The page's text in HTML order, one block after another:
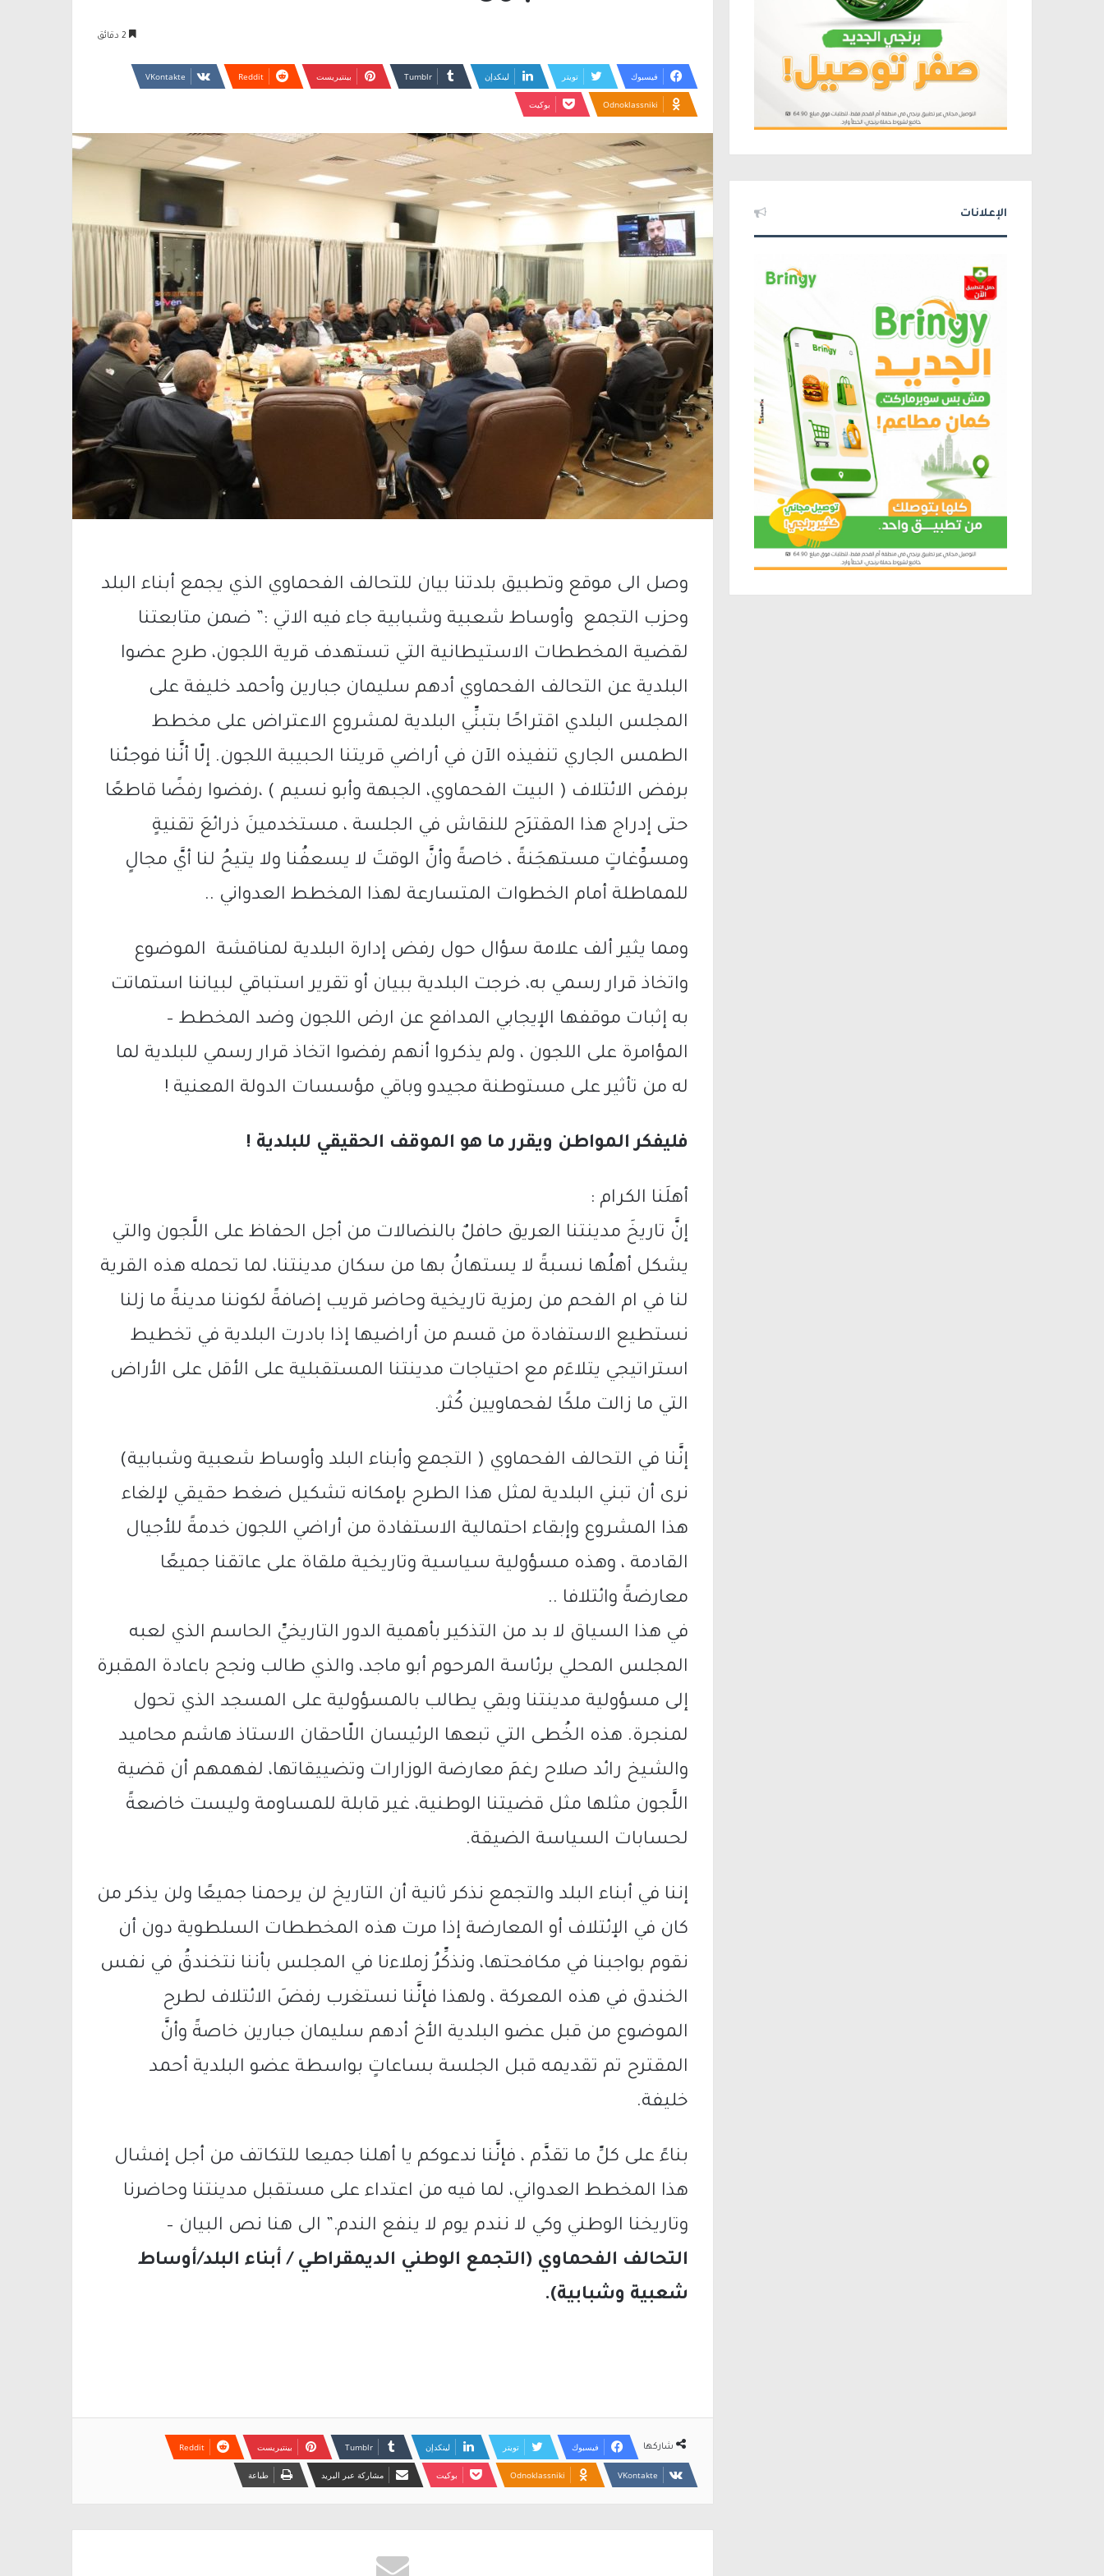
فيسبوك تويتر لينكدإن بينتيريست
Odnoklassniki بوكيت
وصل الى موقع وتطبيق بلدتنا بيان للتحالف الفحماوي الذي يجمع أبناء البلد
وحزب التجمع وأوساط شعبية وشبابية جاء فيه الاتي :” ضمن متابعتنا
لقضية المخططات الاستيطانية التي تستهدف قرية اللجون، طرح عضوا
البلدية عن التحالف الفحماوي أدهم سليمان جبارين وأحمد خليفة على
المجلس البلدي اقتراحًا بتبنِّي البلدية لمشروع الاعتراض على مخطط
الطمس الجاري تنفيذه الآن في أراضي قريتنا الحبيبة اللجون. إلّا أنَّنا فوجئنا
برفض الائتلاف ( البيت الفحماوي، الجبهة وأبو نسيم ) ،رفضوا رفضًا قاطعًا
حتى إدراج هذا المقترَح للنقاش في الجلسة ، مستخدمينَ ذرائعَ تقنيةٍ
ومسوِّغاتٍ مستهجَنةً ، خاصةً وأنَّ الوقتَ لا يسعفُنا ولا يتيحُ لنا أيَّ مجالٍ
للمماطلة أمام الخطوات المتسارعة لهذا المخطط العدواني ..
ومما يثير ألف علامة سؤال حول رفض إدارة البلدية لمناقشة الموضوع
واتخاذ قرار رسمي به، خرجت البلدية ببيان أو تقرير استباقي لبياننا استماتت
به إثبات موقفها الإيجابي المدافع عن ارض اللجون وضد المخطط –
المؤامرة على اللجون ، ولم يذكروا أنهم رفضوا اتخاذ قرار رسمي للبلدية لما
له من تأثير على مستوطنة مجيدو وباقي مؤسسات الدولة المعنية !
فليفكر المواطن ويقرر ما هو الموقف الحقيقي للبلدية !
أهلَنا الكرام :
إنَّ تاريخَ مدينتنا العريق حافلٌ بالنضالات من أجل الحفاظ على اللَّجون والتي
يشكل أهلُها نسبةً لا يستهانُ بها من سكان مدينتنا، لما تحمله هذه القرية
لنا في ام الفحم من رمزية تاريخية وحاضر قريب إضافةً لكوننا مدينةً ما زلنا
نستطيع الاستفادة من قسم من أراضيها إذا بادرت البلدية في تخطيط
استراتيجي يتلاءَم مع احتياجات مدينتنا المستقبلية على الأقل على الأراض
التي ما زالت ملكًا لفحماويين كُثر.
إنَّنا في التحالف الفحماوي ( التجمع وأبناء البلد وأوساط شعبية وشبابية)
نرى أن تبني البلدية لمثل هذا الطرح بإمكانه تشكيل ضغط حقيقي لإلغاء
هذا المشروع وإبقاء احتمالية الاستفادة من أراضي اللجون خدمةً للأجيال
القادمة ، وهذه مسؤولية سياسية وتاريخية ملقاة على عاتقنا جميعًا
معارضةً وائتلافا ..
في هذا السياق لا بد من التذكير بأهمية الدور التاريخيِّ الحاسم الذي لعبه
المجلس المحلي برئاسة المرحوم أبو ماجد، والذي طالب ونجح باعادة المقبرة
إلى مسؤولية مدينتنا وبقي يطالب بالمسؤولية على المسجد الذي تحول
لمنجرة. هذه الخُطى التي تبعها الرئيسان اللّاحقان الاستاذ هاشم محاميد
والشيخ رائد صلاح رغمَ معارضة الوزارات وتضييقاتها، لفهمهم أن قضية
اللَّجون مثلها مثل قضيتنا الوطنية، غير قابلة للمساومة وليست خاضعةً
لحسابات السياسة الضيقة.
إننا في أبناء البلد والتجمع نذكر ثانية أن التاريخ لن يرحمنا جميعًا ولن يذكر من
كان في الإئتلاف أو المعارضة إذا مرت هذه المخططات السلطوية دون أن
نقوم بواجبنا في مكافحتها، ونذكِّرُ زملاءنا في المجلس بأننا نتخندقُ في نفس
الخندق في هذه المعركة ، ولهذا فإنَّنا نستغرب رفضَ الائتلاف لطرح
الموضوع من قبل عضو البلدية الأخ أدهم سليمان جبارين خاصةً وأنَّ
المقترح تم تقديمه قبل الجلسة بساعاتٍ بواسطة عضو البلدية أحمد
خليفة.
بناءً على كلِّ ما تقدَّم ، فإنَّنا ندعوكم يا أهلنا جميعا للتكاتف من أجل إفشال
هذا المخطط العدواني، لما فيه من اعتداء على مستقبل مدينتنا وحاضرنا
وتاريخنا الوطني وكي لا نندم يوم لا ينفع الندم.” الى هنا نص البيان –
التحالف الفحماوي (التجمع الوطني الديمقراطي / أبناء البلد/أوساط
شعبية وشبابية).
شاركها فيسبوك تويتر لينكدإن بينتيريست
Odnoklassniki بوكيت مشاركة عبر البريد طباعة
الإعلانات